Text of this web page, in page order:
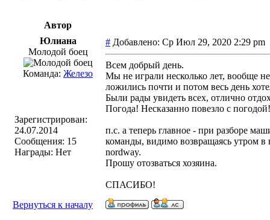
Автор
Юлиана
Молодой боец
Команда: Железо
Зарегистрирован:
24.07.2014
Сообщения: 15
Награды: Нет
# Добавлено: Ср Июл 29, 2020 2:29
Всем добрый день.
Мы не играли несколько лет, вообще
ложились почти и потом весь день
Были рады увидеть всех, отлично
Погода! Несказанно повезло с погодой!
п.с. а теперь главное - при разборе
команды, видимо возвращаясь утром в
nordway.
Прошу отозваться хозяина.
СПАСИБО!
Вернуться к началу